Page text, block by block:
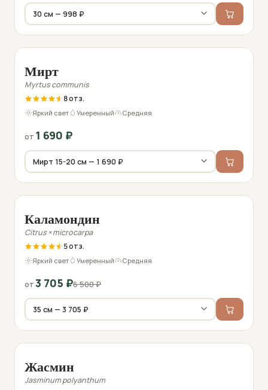
Мирт
Myrtus communis
8
Яркий свет Умеренный Средняя
от 1 690 ₽
−43%
Каламондин
Citrus × microcarpa
5
Яркий свет Умеренный Средняя
от3 705 ₽6 500₽
Жасмин
Jasminum polyanthum